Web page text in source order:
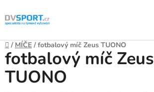
Přejít
na
Domů
/ MÍČE / fotbalový míč Zeus TUONO
fotbalový míč Zeus
TUONO